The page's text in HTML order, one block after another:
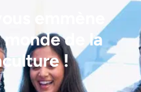
emmène
monde de la
!